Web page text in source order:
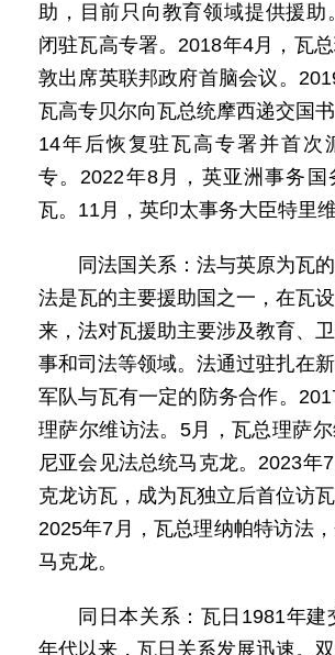
助，目前只向教育领域提供援助
闭驻瓦高专署。2018年4月，瓦
敦出席英联邦政府首脑会议。
瓦高专贝尔向瓦总统摩西递交国
14年后恢复驻瓦高专署并首次
专。2022年8月，英亚洲事务国
瓦。11月，英印太事务大臣特里维
同法国关系：法与英原为瓦的
法是瓦的主要援助国之一，在瓦
来，法对瓦援助主要涉及教育、
事和司法等领域。法通过驻扎在
军队与瓦有一定的防务合作。
理萨尔维访法。5月，瓦总理萨
尼亚会见法总统马克龙。2023年
克龙访瓦，成为瓦独立后首位访瓦
2025年7月，瓦总理纳帕特访法
马克龙。
同日本关系：瓦日1981年建
年代以来，瓦日关系发展迅速。